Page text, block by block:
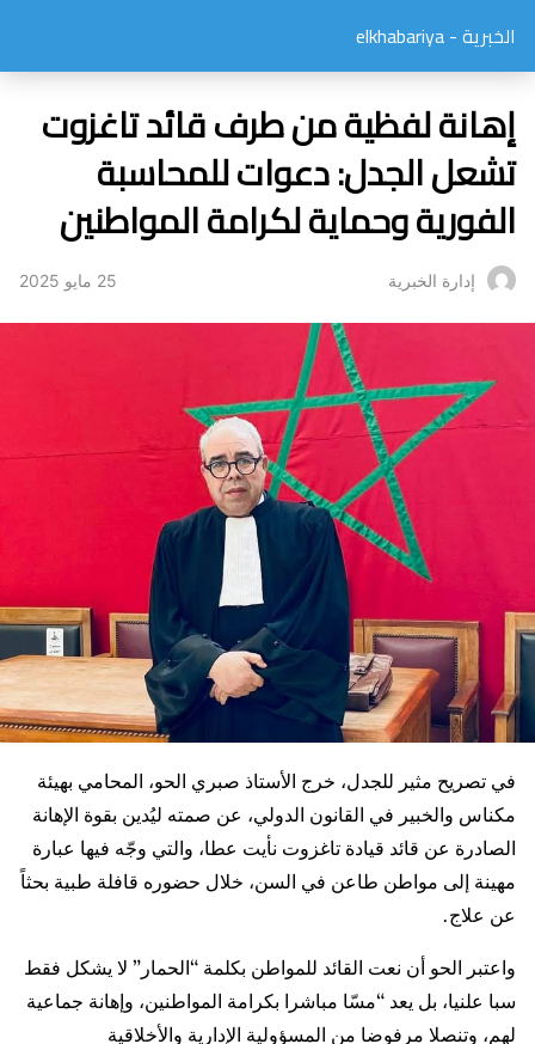
الخبرية - elkhabariya
إهانة لفظية من طرف قائد تاغزوت
تشعل الجدل: دعوات للمحاسبة
الفورية وحماية لكرامة المواطنين
إدارة الخبرية 25 مايو 2025
في تصريح مثير للجدل، خرج الأستاذ صبري الحو، المحامي بهيئة
مكناس والخبير في القانون الدولي، عن صمته ليُدين بقوة الإهانة
الصادرة عن قائد قيادة تاغزوت نأيت عطا، والتي وجّه فيها عبارة
مهينة إلى مواطن طاعن في السن، خلال حضوره قافلة طبية بحثاً
عن علاج.
واعتبر الحو أن نعت القائد للمواطن بكلمة “الحمار” لا يشكل فقط
سبا علنيا، بل يعد “مسّا مباشرا بكرامة المواطنين، وإهانة جماعية
لهم، وتنصلا مرفوضا من المسؤولية الإدارية والأخلاقية